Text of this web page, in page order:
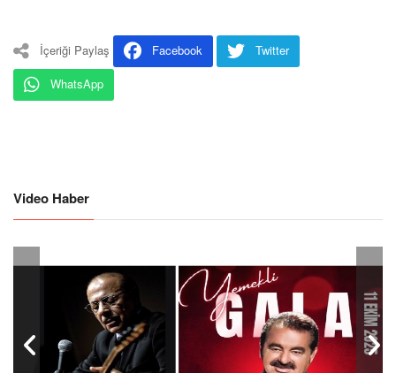
İçeriği Paylaş Facebook
Twitter
WhatsApp
Video Haber